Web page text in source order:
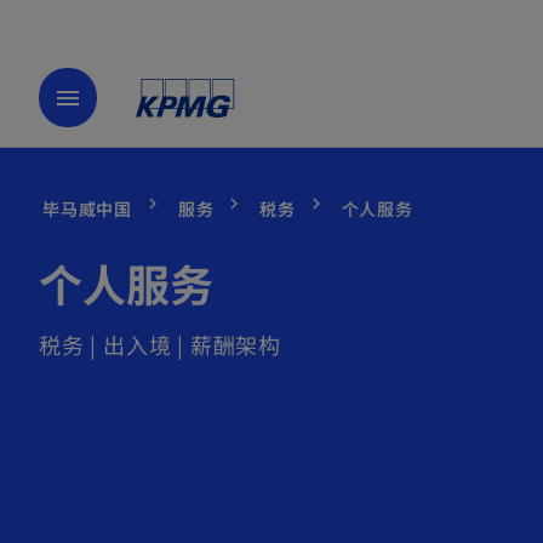
menu
毕马威中国 服务 税务 个人服务
个人服务
税务 | 出入境 | 薪酬架构